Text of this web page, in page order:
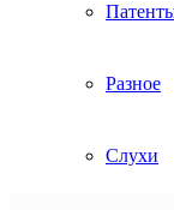
Разное
Слухи